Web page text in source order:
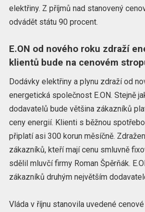
elektřiny. Z příjmů nad stanovený
odvádět státu 90 procent.
E.ON od nového roku zdraží
klientů bude na cenovém
Dodávky elektřiny a plynu zdraží od
energetická společnost E.ON. Stejně
dodavatelů bude většina zákazníků
ceny energií. Klienti s běžnou
připlatí asi 300 korun měsíčně.
zákazníků, kteří mají cenu smluvně
sdělil mluvčí firmy Roman Špěrňák.
zákazníků druhým největším
Vláda v říjnu stanovila uvedené